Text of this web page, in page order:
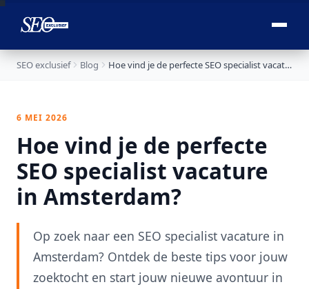
SEO exclusief Blog Hoe vind je de perfecte SEO specialist vacature in Amsterdam?
6 MEI 2026
Hoe vind je de perfecte
SEO specialist vacature
in Amsterdam?
Op zoek naar een SEO specialist vacature in
Amsterdam? Ontdek de beste tips voor jouw
zoektocht en start jouw nieuwe avontuur in